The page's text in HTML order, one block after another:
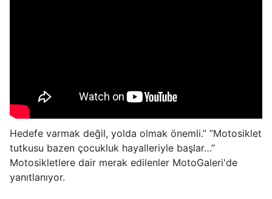
Hedefe varmak değil, yolda olmak önemli.” ”Motosiklet
tutkusu bazen çocukluk hayalleriyle başlar…”
Motosikletlere dair merak edilenler MotoGaleri'de
yanıtlanıyor.